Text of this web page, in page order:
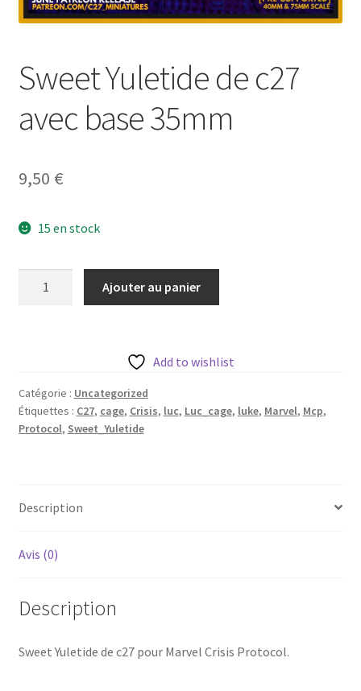
Sweet Yuletide de c27
avec base 35mm
9,50 €
15 en stock
avec
base
35mm
Ajouter au panier
Add to wishlist
Catégorie : Uncategorized
Étiquettes : C27, cage, Crisis, luc, Luc_cage, luke, Marvel, Mcp,
Protocol, Sweet_Yuletide
Description
Avis (0)
Description
Sweet Yuletide de c27 pour Marvel Crisis Protocol.